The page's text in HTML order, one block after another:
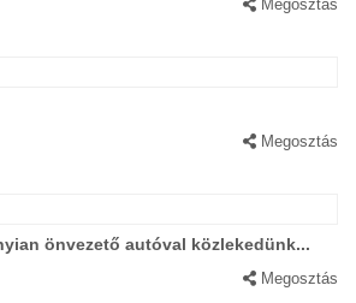
Megosztás
Megosztás
önvezető autóval közlekedünk...
Megosztás